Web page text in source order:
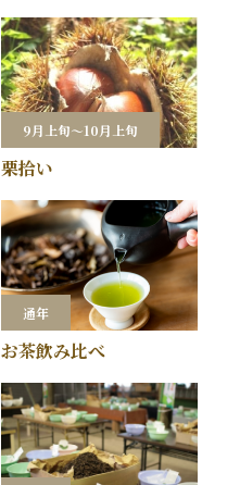
9月上旬～10月上旬
栗拾い
通年
お茶飲み比べ